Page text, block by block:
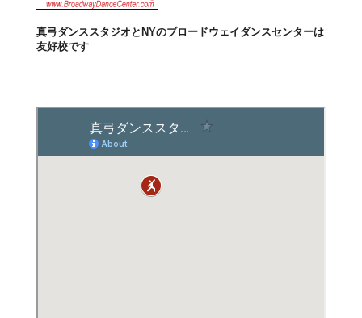
真弓ダンススタジオとNYのブロードウェイダンスセンターは
友好校です